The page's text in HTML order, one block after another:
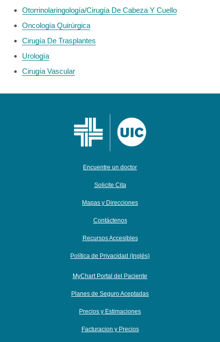
Otorrinolaringología/Cirugía De Cabeza Y Cuello
Oncología Quirúrgica
Cirugía De Trasplantes
Urología
Cirugía Vascular
Encuentre un doctor
Solicite Cita
Mapas y Direcciones
Contáctenos
Recursos Accesibles
Política de Privacidad (Inglés)
MyChart Portal del Paciente
Planes de Seguro Aceptadas
Precios y Estimaciones
Facturacion y Precios